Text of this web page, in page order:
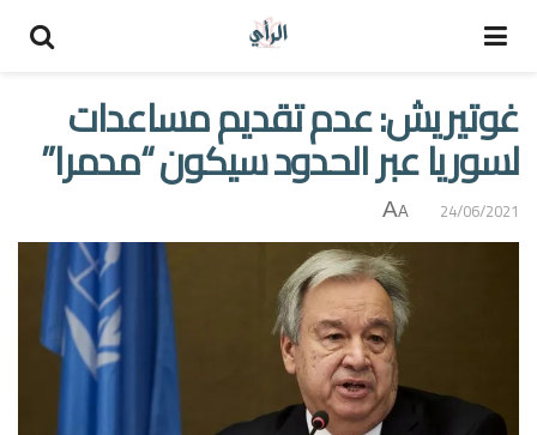
غوتيريش: عدم تقديم مساعدات
لسوريا عبر الحدود سيكون “مدمرا”
24/06/2021
A
A